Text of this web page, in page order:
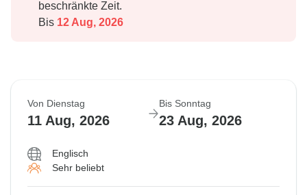
beschränkte Zeit.
Bis 12 Aug, 2026
Von Dienstag
11 Aug, 2026
Bis Sonntag
23 Aug, 2026
Englisch
Sehr beliebt